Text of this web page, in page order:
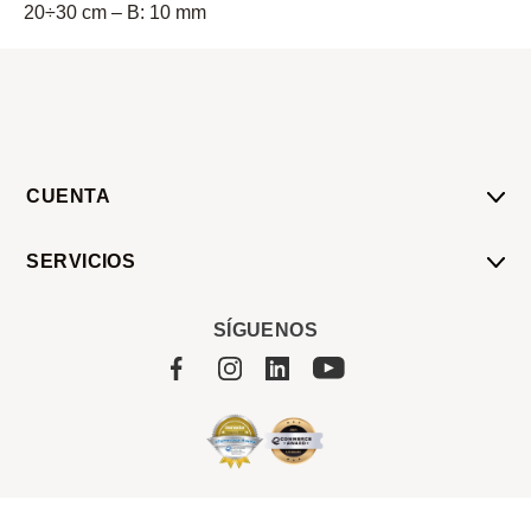
20÷30 cm – B: 10 mm
CUENTA
SERVICIOS
SÍGUENOS